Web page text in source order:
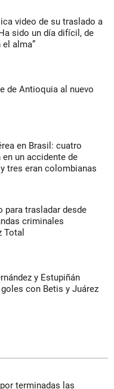
video de su traslado a
sido un día difícil, de
alma”
de Antioquia al nuevo
en Brasil: cuatro
un accidente de
tres eran colombianas
para trasladar desde
criminales
Total
y Estupiñán
con Betis y Juárez
terminadas las